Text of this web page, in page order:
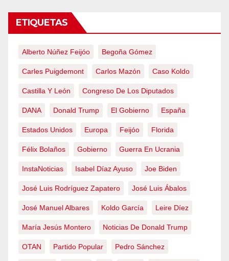
ETIQUETAS
Alberto Núñez Feijóo Begoña Gómez
Carles Puigdemont Carlos Mazón Caso Koldo
Castilla Y León Congreso De Los Diputados
DANA Donald Trump El Gobierno España
Estados Unidos Europa Feijóo Florida
Félix Bolaños Gobierno Guerra En Ucrania
InstaNoticias Isabel Díaz Ayuso Joe Biden
José Luis Rodríguez Zapatero José Luis Ábalos
José Manuel Albares Koldo García Leire Díez
María Jesús Montero Noticias De Donald Trump
OTAN Partido Popular Pedro Sánchez